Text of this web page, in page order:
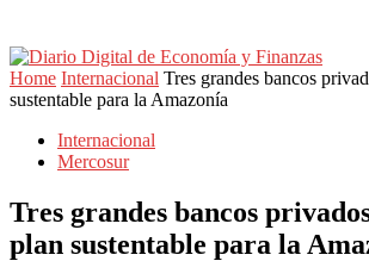
Home Internacional Tres grandes bancos
sustentable para la Amazonía
Internacional
Mercosur
Tres grandes bancos
plan sustentable para la